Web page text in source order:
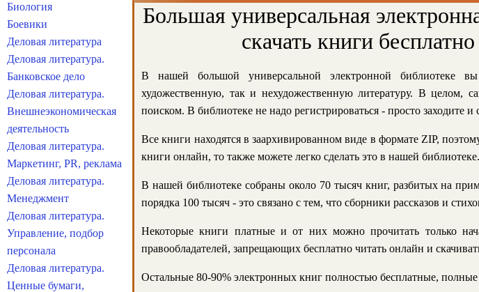
Большая универсальная
скачать книги
В нашей большой универсальной электронной библиотеке
художественную, так и нехудожественную литературу. В целом,
поиском. В библиотеке не надо регистрироваться - просто заходите и
Все книги находятся в заархивированном виде в формате ZIP,
книги онлайн, то также можете легко сделать это в нашей библиотеке.
В нашей библиотеке собраны около 70 тысяч книг, разбитых на
порядка 100 тысяч - это связано с тем, что сборники рассказов и
Некоторые книги платные и от них можно прочитать только
правообладателей, запрещающих бесплатно читать онлайн и
Остальные 80-90% электронных книг полностью бесплатные,
Биология
Боевики
Деловая литература
Деловая литература.
Банковское дело
Деловая литература.
Внешнеэкономическая
деятельность
Деловая литература.
Маркетинг, PR, реклама
Деловая литература.
Менеджмент
Деловая литература.
Управление, подбор
персонала
Деловая литература.
Ценные бумаги,